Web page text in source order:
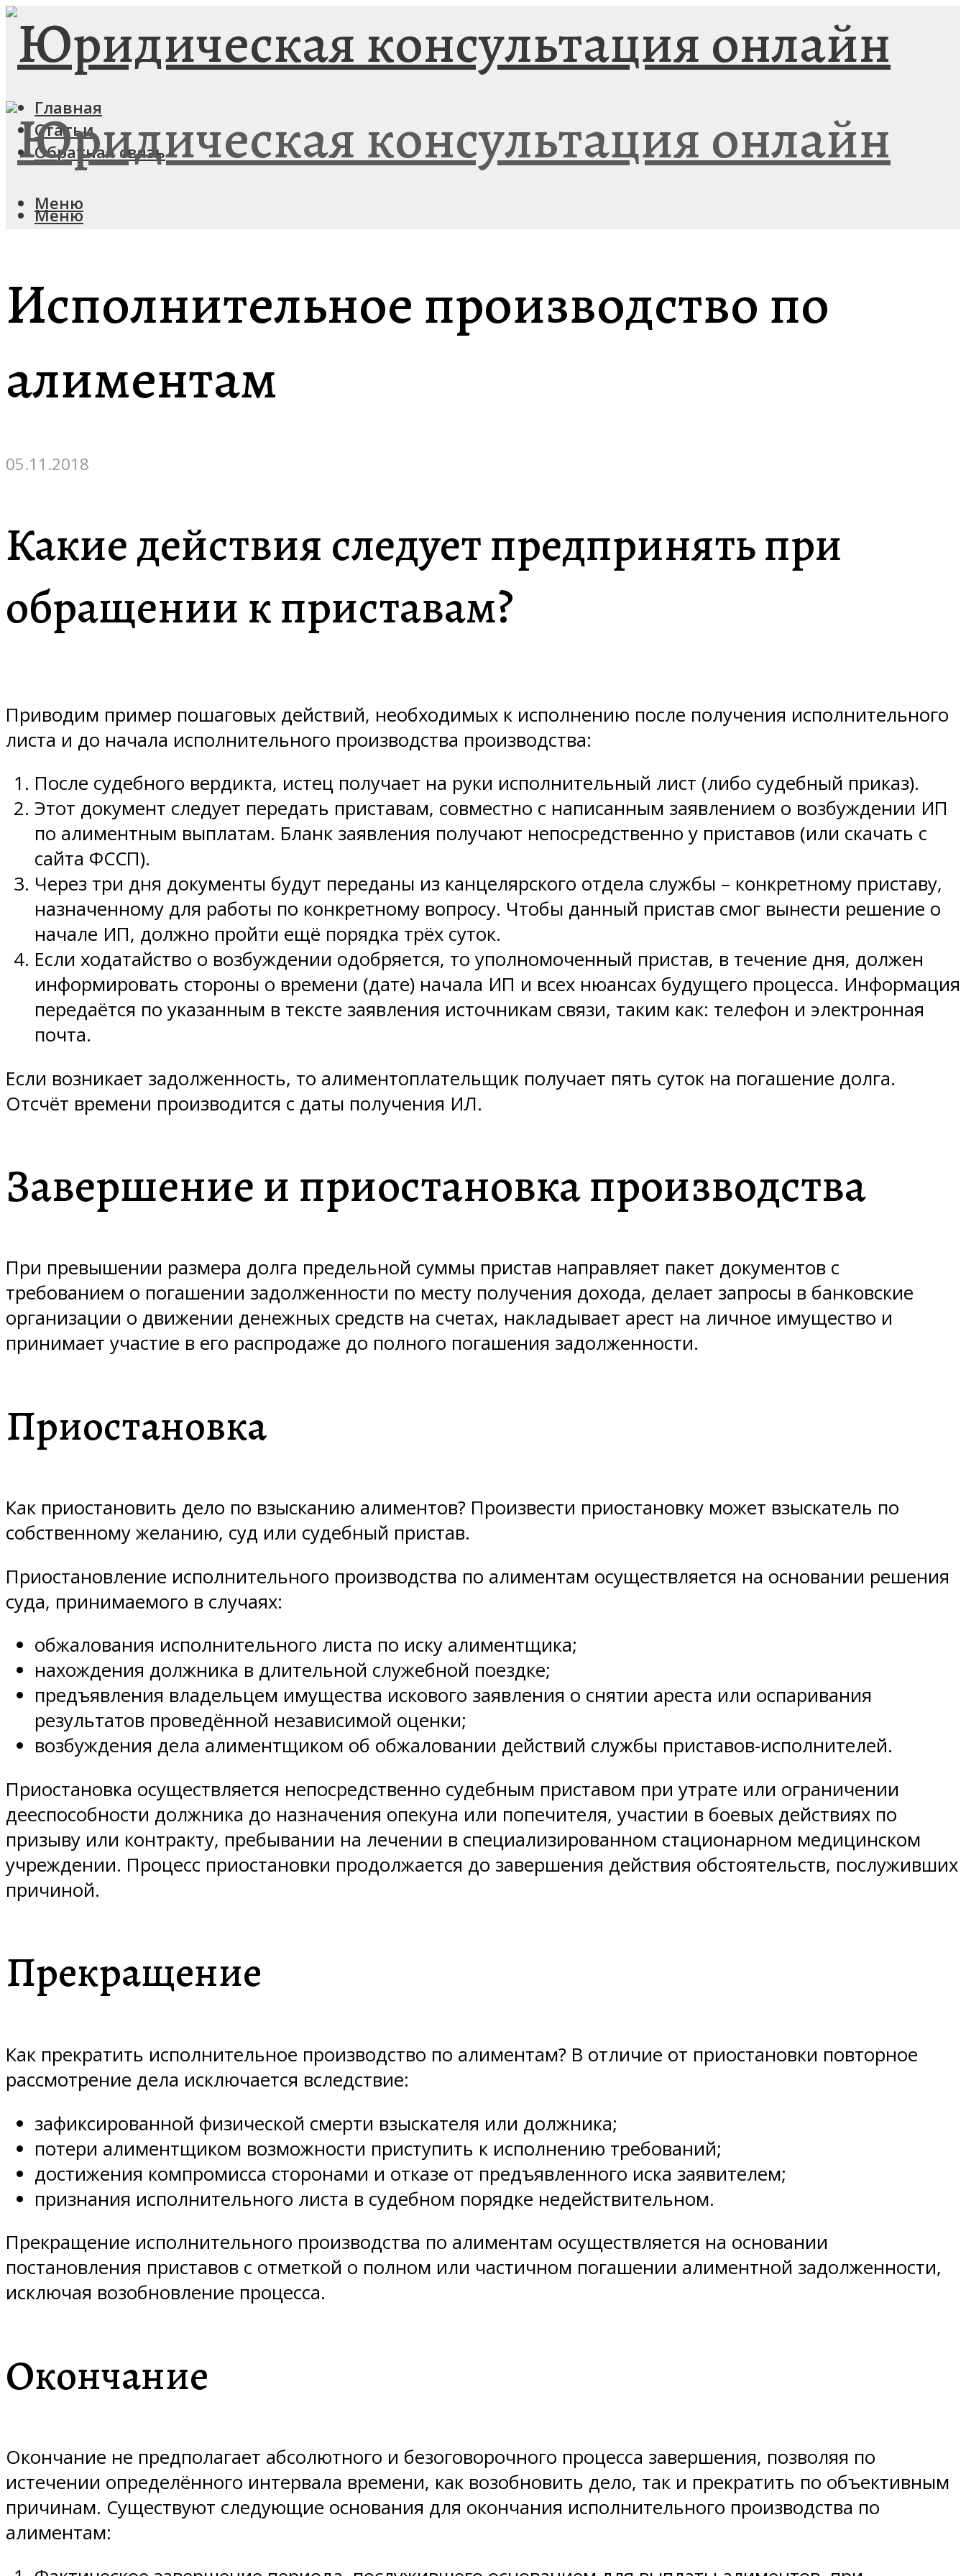
Главная
Статьи
Обратная связь
Меню
Меню
Исполнительное производство по
алиментам
05.11.2018
Какие действия следует предпринять при
обращении к приставам?
Приводим пример пошаговых действий, необходимых к исполнению после получения исполнительного
листа и до начала исполнительного производства производства:
После судебного вердикта, истец получает на руки исполнительный лист (либо судебный приказ).
Этот документ следует передать приставам, совместно с написанным заявлением о возбуждении ИП
по алиментным выплатам. Бланк заявления получают непосредственно у приставов (или скачать с
сайта ФССП).
Через три дня документы будут переданы из канцелярского отдела службы – конкретному приставу,
назначенному для работы по конкретному вопросу. Чтобы данный пристав смог вынести решение о
начале ИП, должно пройти ещё порядка трёх суток.
Если ходатайство о возбуждении одобряется, то уполномоченный пристав, в течение дня, должен
информировать стороны о времени (дате) начала ИП и всех нюансах будущего процесса. Информация
передаётся по указанным в тексте заявления источникам связи, таким как: телефон и электронная
почта.
Если возникает задолженность, то алиментоплательщик получает пять суток на погашение долга.
Отсчёт времени производится с даты получения ИЛ.
Завершение и приостановка производства
При превышении размера долга предельной суммы пристав направляет пакет документов с
требованием о погашении задолженности по месту получения дохода, делает запросы в банковские
организации о движении денежных средств на счетах, накладывает арест на личное имущество и
принимает участие в его распродаже до полного погашения задолженности.
Приостановка
Как приостановить дело по взысканию алиментов? Произвести приостановку может взыскатель по
собственному желанию, суд или судебный пристав.
Приостановление исполнительного производства по алиментам осуществляется на основании решения
суда, принимаемого в случаях:
обжалования исполнительного листа по иску алиментщика;
нахождения должника в длительной служебной поездке;
предъявления владельцем имущества искового заявления о снятии ареста или оспаривания
результатов проведённой независимой оценки;
возбуждения дела алиментщиком об обжаловании действий службы приставов-исполнителей.
Приостановка осуществляется непосредственно судебным приставом при утрате или ограничении
дееспособности должника до назначения опекуна или попечителя, участии в боевых действиях по
призыву или контракту, пребывании на лечении в специализированном стационарном медицинском
учреждении. Процесс приостановки продолжается до завершения действия обстоятельств, послуживших
причиной.
Прекращение
Как прекратить исполнительное производство по алиментам? В отличие от приостановки повторное
рассмотрение дела исключается вследствие:
зафиксированной физической смерти взыскателя или должника;
потери алиментщиком возможности приступить к исполнению требований;
достижения компромисса сторонами и отказе от предъявленного иска заявителем;
признания исполнительного листа в судебном порядке недействительном.
Прекращение исполнительного производства по алиментам осуществляется на основании
постановления приставов с отметкой о полном или частичном погашении алиментной задолженности,
исключая возобновление процесса.
Окончание
Окончание не предполагает абсолютного и безоговорочного процесса завершения, позволяя по
истечении определённого интервала времени, как возобновить дело, так и прекратить по объективным
причинам. Существуют следующие основания для окончания исполнительного производства по
алиментам: